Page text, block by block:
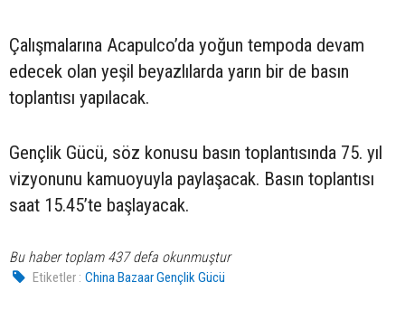
Çalışmalarına Acapulco’da yoğun tempoda devam
edecek olan yeşil beyazlılarda yarın bir de basın
toplantısı yapılacak.
Gençlik Gücü, söz konusu basın toplantısında 75. yıl
vizyonunu kamuoyuyla paylaşacak. Basın toplantısı
saat 15.45’te başlayacak.
Bu haber toplam 437 defa okunmuştur
Etiketler : China Bazaar Gençlik Gücü